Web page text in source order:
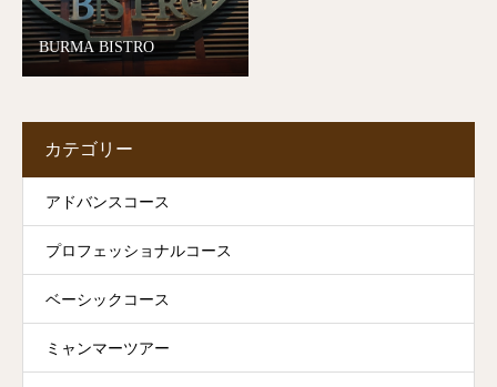
BURMA BISTRO
カテゴリー
アドバンスコース
プロフェッショナルコース
ベーシックコース
ミャンマーツアー